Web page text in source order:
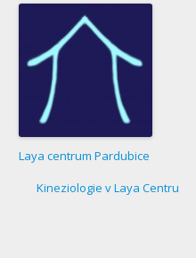
Laya centrum Pardubice
Kineziologie v Laya Centru